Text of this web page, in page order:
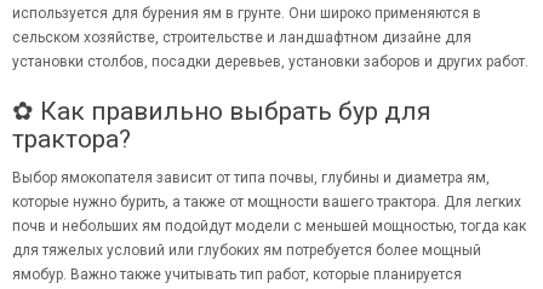
используется для бурения ям в грунте. Они широко применяются в
сельском хозяйстве, строительстве и ландшафтном дизайне для
установки столбов, посадки деревьев, установки заборов и других работ.
✿ Как правильно выбрать бур для
трактора?
Выбор ямокопателя зависит от типа почвы, глубины и диаметра ям,
которые нужно бурить, а также от мощности вашего трактора. Для легких
почв и небольших ям подойдут модели с меньшей мощностью, тогда как
для тяжелых условий или глубоких ям потребуется более мощный
ямобур. Важно также учитывать тип работ, которые планируется